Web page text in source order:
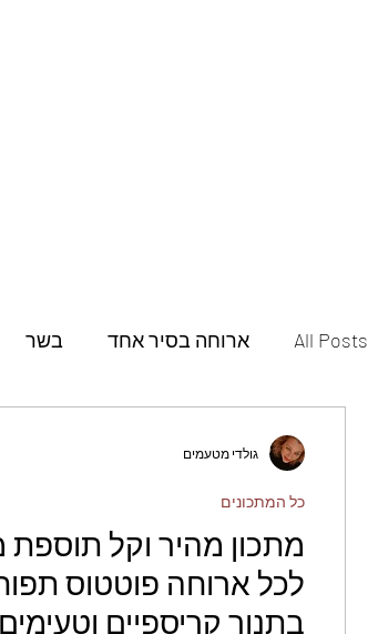
All Posts ארוחה בסיר אחד בשר
מתכון מהיר וקל תוספת
לכל ארוחה פוטטוס
בתנור קריספיים
כל המתכונים
גולדי מטעמים